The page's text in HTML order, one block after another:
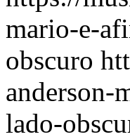
mario-e-
obscuro
anderson-
lado-